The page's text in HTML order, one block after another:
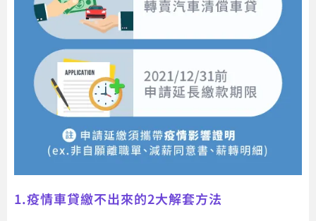
1.疫情車貸繳不出來的2大解套方法